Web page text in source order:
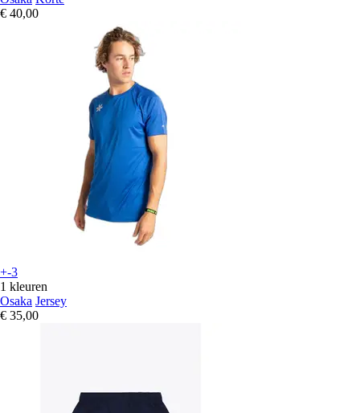
€ 40,00
+-3
1 kleuren
Osaka Jersey
€ 35,00